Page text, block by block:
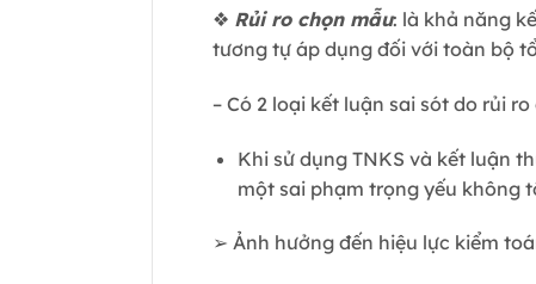
❖ Rủi ro chọn mẫu: là khả năng
tương tự áp dụng đối với toàn bộ
– Có 2 loại kết luận sai sót do rủi
Khi sử dụng TNKS và kết luận
một sai phạm trọng yếu không
➢ Ảnh hưởng đến hiệu lực kiểm